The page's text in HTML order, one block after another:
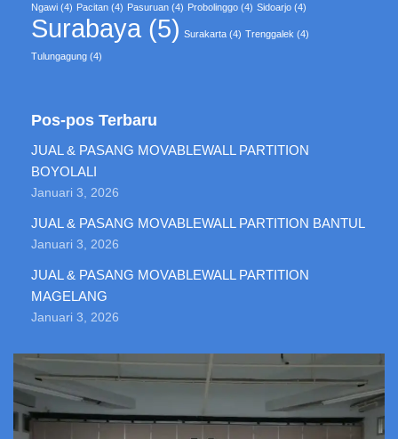
Ngawi (4) Pacitan (4) Pasuruan (4) Probolinggo (4) Sidoarjo (4)
Surabaya (5) Surakarta (4) Trenggalek (4)
Tulungagung (4)
Pos-pos Terbaru
JUAL & PASANG MOVABLEWALL PARTITION
BOYOLALI
Januari 3, 2026
JUAL & PASANG MOVABLEWALL PARTITION BANTUL
Januari 3, 2026
JUAL & PASANG MOVABLEWALL PARTITION
MAGELANG
Januari 3, 2026